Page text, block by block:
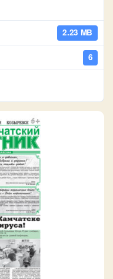
2.23 MB
6